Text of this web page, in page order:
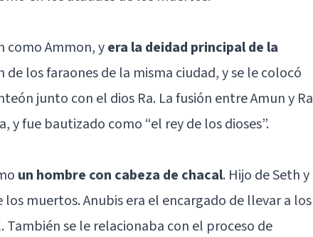
como Ammon, yera la deidad principal de la
de los faraones de la misma ciudad, y se le colocó
junto con el dios Ra. La fusión entre Amun y Ra
y fue bautizado como “el rey de los dioses”.
un hombre con cabeza de chacal. Hijo de Seth y
muertos. Anubis era el encargado de llevar a los
También se le relacionaba con el proceso de